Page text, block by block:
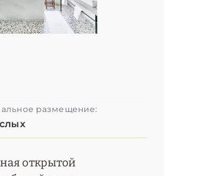
размещение:
открытой